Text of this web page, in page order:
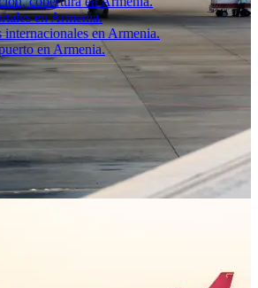
en Armenia.
internacionales en Armenia.
en Armenia.